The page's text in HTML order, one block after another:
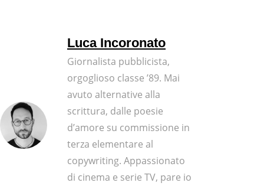
Luca Incoronato
Giornalista pubblicista,
orgoglioso classe ’89. Mai
avuto alternative alla
scrittura, dalle poesie
d’amore su commissione in
terza elementare al
copywriting. Appassionato
di cinema e serie TV, pare io